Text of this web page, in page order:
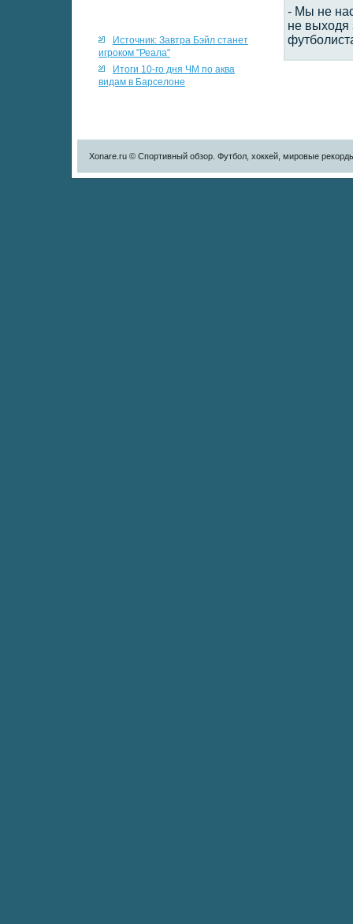
Источник: Завтра Бэйл станет
игроком "Реала"
Итоги 10-го дня ЧМ по аква
видам в Барселоне
- Мы не
не выходя
Xonare.ru © Спортивный обзор. Футбол, хоккей, мировые